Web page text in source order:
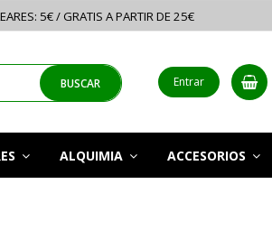
5€ / GRATIS A PARTIR DE 25€
BUSCAR Entrar
ALQUIMIA ACCESORIOS